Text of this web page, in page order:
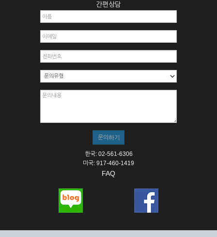
간편상담
한국: 02-561-6306
미국: 917-460-1419
FAQ